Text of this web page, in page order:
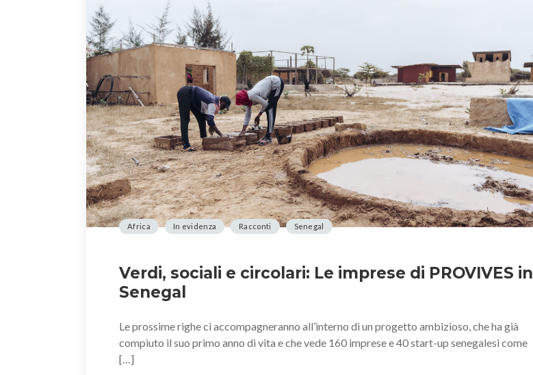
Africa In evidenza Racconti Senegal
Verdi, sociali e circolari: Le imprese di PROVIVES in
Senegal
Le prossime righe ci accompagneranno all’interno di un progetto ambizioso, che ha già
compiuto il suo primo anno di vita e che vede 160 imprese e 40 start-up senegalesi come
[…]